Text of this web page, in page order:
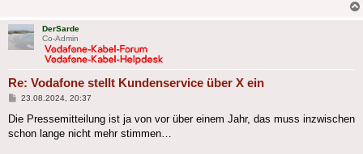
DerSarde
Co-Admin
Re: Vodafone stellt Kundenservice über X ein
Beitrag
23.08.2024, 20:37
Die Pressemitteilung ist ja von vor über einem Jahr, das muss inzwischen
schon lange nicht mehr stimmen…